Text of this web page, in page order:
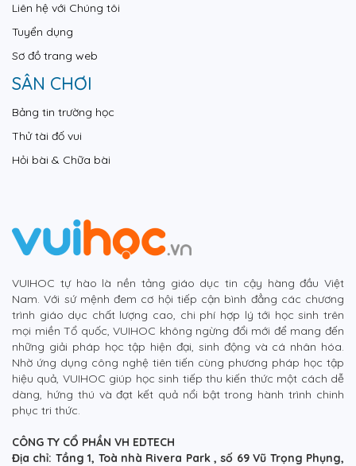
Liên hệ với Chúng tôi
Tuyển dụng
Sơ đồ trang web
SÂN CHƠI
Bảng tin trường học
Thử tài đố vui
Hỏi bài & Chữa bài
VUIHOC tự hào là nền tảng giáo dục tin cậy hàng đầu Việt
Nam. Với sứ mệnh đem cơ hội tiếp cận bình đẳng các chương
trình giáo dục chất lượng cao, chi phí hợp lý tới học sinh trên
mọi miền Tổ quốc, VUIHOC không ngừng đổi mới để mang đến
những giải pháp học tập hiện đại, sinh động và cá nhân hóa.
Nhờ ứng dụng công nghệ tiên tiến cùng phương pháp học tập
hiệu quả, VUIHOC giúp học sinh tiếp thu kiến thức một cách dễ
dàng, hứng thú và đạt kết quả nổi bật trong hành trình chinh
phục tri thức.
CÔNG TY CỔ PHẦN VH EDTECH
Địa chỉ: Tầng 1, Toà nhà Rivera Park , số 69 Vũ Trọng Phụng,